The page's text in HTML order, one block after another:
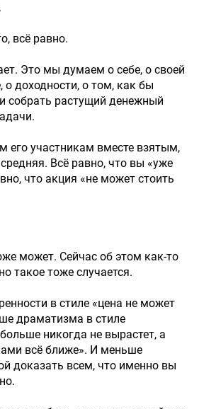
всё равно.
Это мы думаем о себе, о своей
о доходности, о том, как бы
собрать растущий денежный
его участникам вместе взятым,
Всё равно, что вы «уже
что акция «не может стоить
может. Сейчас об этом как-то
такое тоже случается.
в стиле «цена не может
драматизма в стиле
никогда не вырастет, а
всё ближе». И меньше
доказать всем, что именно вы